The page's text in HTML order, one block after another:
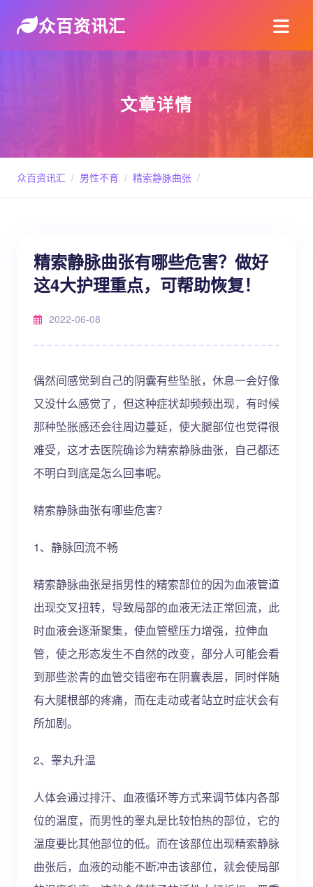
众百资讯汇
文章详情
众百资讯汇 / 男性不育 / 精索静脉曲张 /
精索静脉曲张有哪些危害？做好
这4大护理重点，可帮助恢复！
2022-06-08
偶然间感觉到自己的阴囊有些坠胀，休息一会好像
又没什么感觉了，但这种症状却频频出现，有时候
那种坠胀感还会往周边蔓延，使大腿部位也觉得很
难受，这才去医院确诊为精索静脉曲张，自己都还
不明白到底是怎么回事呢。
精索静脉曲张有哪些危害？
1、静脉回流不畅
精索静脉曲张是指男性的精索部位的因为血液管道
出现交叉扭转，导致局部的血液无法正常回流，此
时血液会逐渐聚集，使血管壁压力增强，拉伸血
管，使之形态发生不自然的改变，部分人可能会看
到那些淤青的血管交错密布在阴囊表层，同时伴随
有大腿根部的疼痛，而在走动或者站立时症状会有
所加剧。
2、睾丸升温
人体会通过排汗、血液循环等方式来调节体内各部
位的温度，而男性的睾丸是比较怕热的部位，它的
温度要比其他部位的低。而在该部位出现精索静脉
曲张后，血液的动能不断冲击该部位，就会使局部